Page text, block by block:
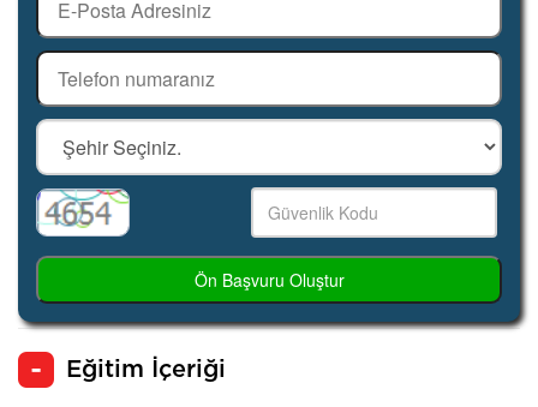
Ön Başvuru Oluştur
Eğitim İçeriği